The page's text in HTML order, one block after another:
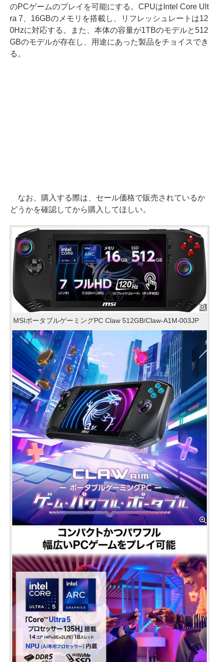
のPCゲームのプレイを可能にする。CPUはIntel Core Ult
ra 7、16GBのメモリを搭載し、リフレッシュレートは12
0Hzに対応する。また、本体の容量が1TBのモデルと512
GBのモデルが存在し、用途にあった製品をチョイスでき
る。
なお、購入する際は、セール価格で販売されているか
どうかを確認してから購入してほしい。
MSIポータブルゲーミングPC Claw 512GB/Claw-A1M-003JP